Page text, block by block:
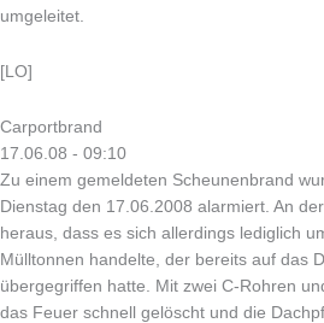
umgeleitet.
[LO]
Carportbrand
17.06.08 - 09:10
Zu einem gemeldeten Scheunenbrand
Dienstag den 17.06.2008 alarmiert. An
heraus, dass es sich allerdings lediglich
Mülltonnen handelte, der bereits auf das
übergegriffen hatte. Mit zwei C-Rohren
das Feuer schnell gelöscht und die